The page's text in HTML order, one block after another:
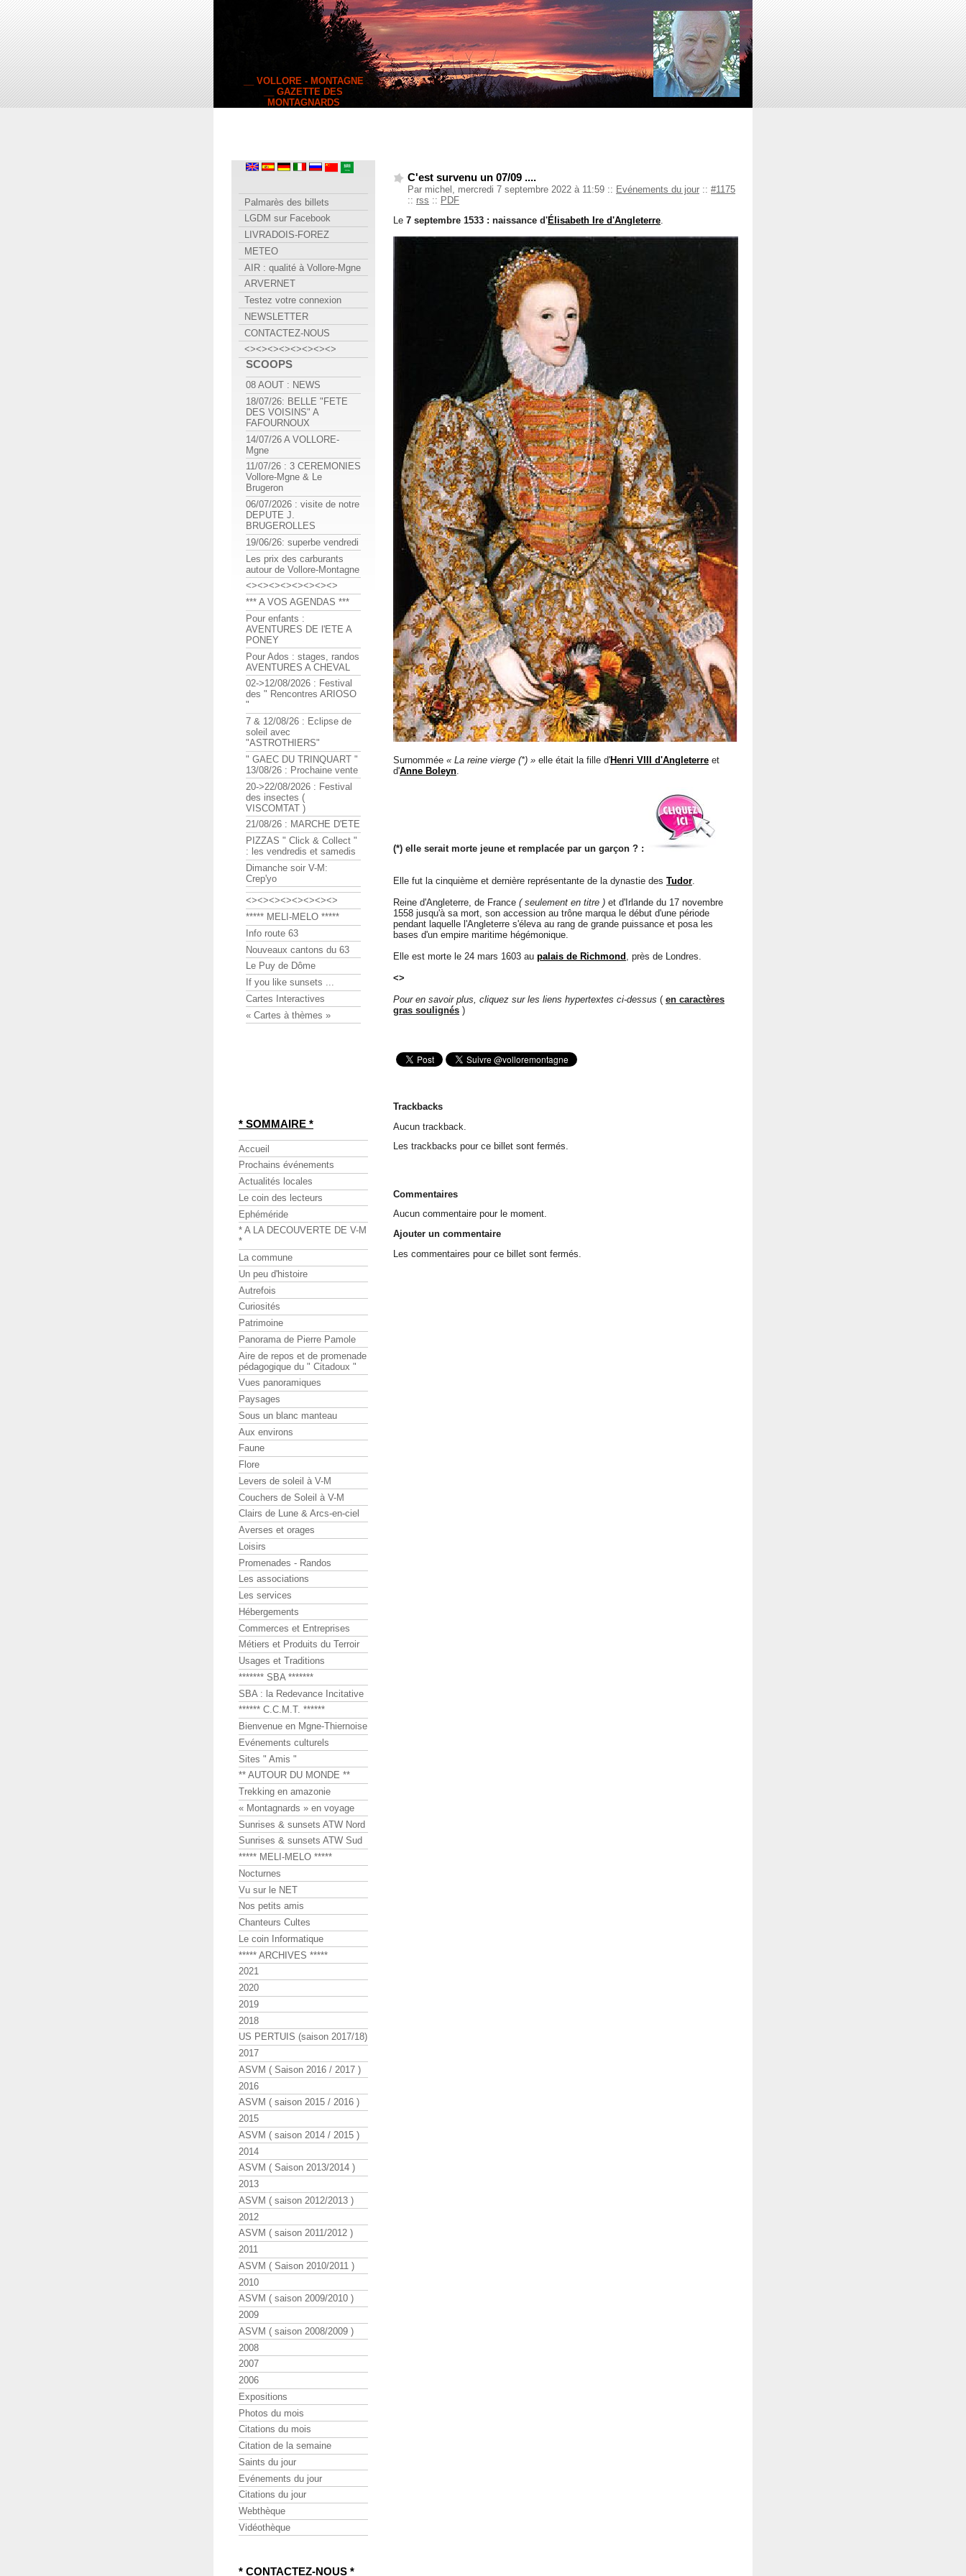
__ VOLLORE - MONTAGNE
__ GAZETTE DES
MONTAGNARDS
C'est survenu un 07/09 ....
Par michel, mercredi 7 septembre 2022 à 11:59 :: Evénements du jour :: #1175
:: rss :: PDF
Le 7 septembre 1533 : naissance d'Élisabeth Ire d'Angleterre.
Surnommée « La reine vierge (*) » elle était la fille d'Henri VIII d'Angleterre et
d'Anne Boleyn.
(*) elle serait morte jeune et remplacée par un garçon ? :
Elle fut la cinquième et dernière représentante de la dynastie des Tudor.
Reine d'Angleterre, de France ( seulement en titre ) et d'Irlande du 17 novembre
1558 jusqu'à sa mort, son accession au trône marqua le début d'une période
pendant laquelle l'Angleterre s'éleva au rang de grande puissance et posa les
bases d'un empire maritime hégémonique.
Elle est morte le 24 mars 1603 au palais de Richmond , près de Londres.
<>
Pour en savoir plus, cliquez sur les liens hypertextes ci-dessus ( en caractères
gras soulignés )
Trackbacks
Aucun trackback.
Les trackbacks pour ce billet sont fermés.
Commentaires
Aucun commentaire pour le moment.
Ajouter un commentaire
Les commentaires pour ce billet sont fermés.
Palmarès des billets
LGDM sur Facebook
LIVRADOIS-FOREZ
METEO
AIR : qualité à Vollore-Mgne
ARVERNET
Testez votre connexion
NEWSLETTER
CONTACTEZ-NOUS
<><><><><><><><>
SCOOPS
08 AOUT : NEWS
18/07/26: BELLE "FETE
DES VOISINS" A
FAFOURNOUX
14/07/26 A VOLLORE-
Mgne
11/07/26 : 3 CEREMONIES
Vollore-Mgne & Le
Brugeron
06/07/2026 : visite de notre
DEPUTE J.
BRUGEROLLES
19/06/26: superbe vendredi
Les prix des carburants
autour de Vollore-Montagne
<><><><><><><><>
*** A VOS AGENDAS ***
Pour enfants :
AVENTURES DE l'ETE A
PONEY
Pour Ados : stages, randos
AVENTURES A CHEVAL
02->12/08/2026 : Festival
des " Rencontres ARIOSO
"
7 & 12/08/26 : Eclipse de
soleil avec
"ASTROTHIERS"
" GAEC DU TRINQUART "
13/08/26 : Prochaine vente
20->22/08/2026 : Festival
des insectes (
VISCOMTAT )
21/08/26 : MARCHE D'ETE
PIZZAS " Click & Collect "
: les vendredis et samedis
Dimanche soir V-M:
Crep'yo
<><><><><><><><>
***** MELI-MELO *****
Info route 63
Nouveaux cantons du 63
Le Puy de Dôme
If you like sunsets ...
Cartes Interactives
« Cartes à thèmes »
* SOMMAIRE *
Accueil
Prochains événements
Actualités locales
Le coin des lecteurs
Ephéméride
* A LA DECOUVERTE DE V-M
*
La commune
Un peu d'histoire
Autrefois
Curiosités
Patrimoine
Panorama de Pierre Pamole
Aire de repos et de promenade
pédagogique du " Citadoux "
Vues panoramiques
Paysages
Sous un blanc manteau
Aux environs
Faune
Flore
Levers de soleil à V-M
Couchers de Soleil à V-M
Clairs de Lune & Arcs-en-ciel
Averses et orages
Loisirs
Promenades - Randos
Les associations
Les services
Hébergements
Commerces et Entreprises
Métiers et Produits du Terroir
Usages et Traditions
******* SBA *******
SBA : la Redevance Incitative
****** C.C.M.T. ******
Bienvenue en Mgne-Thiernoise
Evénements culturels
Sites " Amis "
** AUTOUR DU MONDE **
Trekking en amazonie
« Montagnards » en voyage
Sunrises & sunsets ATW Nord
Sunrises & sunsets ATW Sud
***** MELI-MELO *****
Nocturnes
Vu sur le NET
Nos petits amis
Chanteurs Cultes
Le coin Informatique
***** ARCHIVES *****
2021
2020
2019
2018
US PERTUIS (saison 2017/18)
2017
ASVM ( Saison 2016 / 2017 )
2016
ASVM ( saison 2015 / 2016 )
2015
ASVM ( saison 2014 / 2015 )
2014
ASVM ( Saison 2013/2014 )
2013
ASVM ( saison 2012/2013 )
2012
ASVM ( saison 2011/2012 )
2011
ASVM ( Saison 2010/2011 )
2010
ASVM ( saison 2009/2010 )
2009
ASVM ( saison 2008/2009 )
2008
2007
2006
Expositions
Photos du mois
Citations du mois
Citation de la semaine
Saints du jour
Evénements du jour
Citations du jour
Webthèque
Vidéothèque
* CONTACTEZ-NOUS *